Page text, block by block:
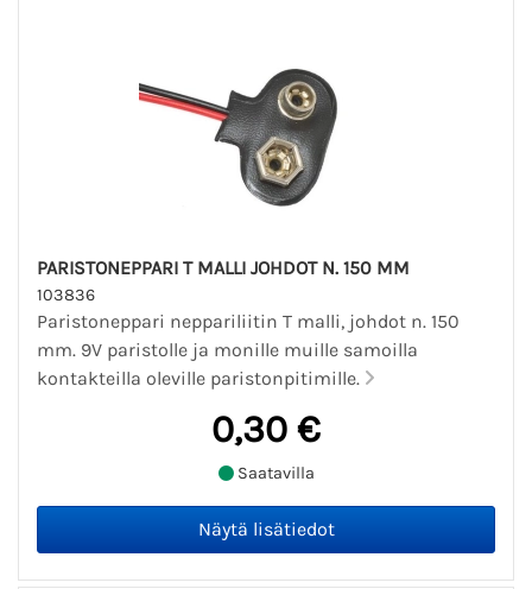
PARISTONEPPARI T MALLI JOHDOT N. 150 MM
103836
Paristoneppari neppariliitin T malli, johdot n. 150
mm. 9V paristolle ja monille muille samoilla
kontakteilla oleville paristonpitimille.
0,30 €
Saatavilla